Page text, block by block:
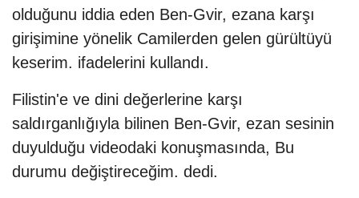
olduğunu iddia eden Ben-Gvir, ezana karşı
girişimine yönelik Camilerden gelen gürültüyü
keserim. ifadelerini kullandı.
Filistin'e ve dini değerlerine karşı
saldırganlığıyla bilinen Ben-Gvir, ezan sesinin
duyulduğu videodaki konuşmasında, Bu
durumu değiştireceğim. dedi.